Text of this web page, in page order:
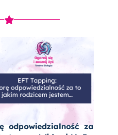
odpowiedzialność za